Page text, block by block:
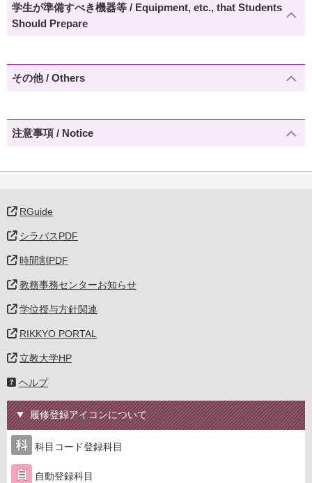
学生が準備すべき機器等 / Equipment, etc., that Students
Should Prepare
その他 / Others
注意事項 / Notice
RGuide
シラバスPDF
時間割PDF
教務事務センターお知らせ
学位授与方針関連
RIKKYO PORTAL
立教大学HP
ヘルプ
履修登録アイコンについて
科目コード登録科目
自動登録科目